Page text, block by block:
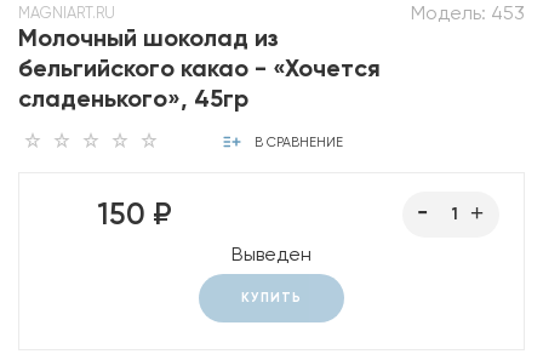
Модель: 453
MAGNIART.RU
Молочный шоколад из
бельгийского какао - «Хочется
сладенького», 45гр
В СРАВНЕНИЕ
150 ₽
Выведен
КУПИТЬ